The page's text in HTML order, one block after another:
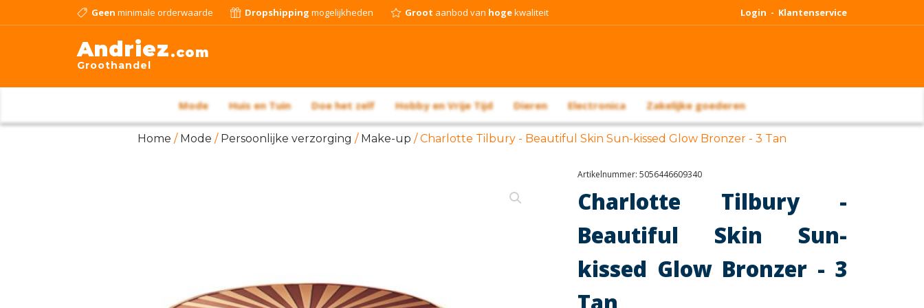
Geen minimale orderwaarde Dropshipping mogelijkheden Groot aanbod van hogekwaliteit Login - Klantenservice
Andriez.com
Groothandel
Mode Huis en Tuin Doe het zelf Hobby en Vrije Tijd Dieren Electronica Zakelijke goederen
Home / Mode / Persoonlijke verzorging / Make-up / Charlotte Tilbury - Beautiful Skin Sun-kissed Glow Bronzer - 3 Tan
Artikelnummer: 5056446609340
Charlotte Tilbury -
Beautiful Skin Sun-
kissed Glow Bronzer - 3